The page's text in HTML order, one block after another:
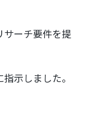
サーチ要件を提
示しました。